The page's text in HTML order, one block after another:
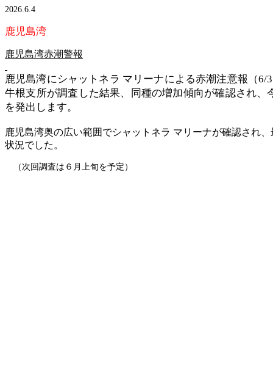
2026.6.4
鹿児島湾
鹿児島湾赤潮警報
鹿児島湾にシャットネラ マリーナによる赤潮注意報（
牛根支所が調査した結果、同種の増加傾向が確認され
を発出します。
鹿児島湾奥の広い範囲でシャットネラ マリーナが確認され
状況でした。
（次回調査は６月上旬を予定）